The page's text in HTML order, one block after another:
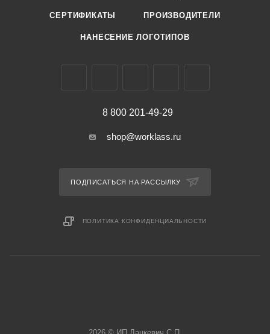
СЕРТИФИКАТЫ ПРОИЗВОДИТЕЛИ
НАНЕСЕНИЕ ЛОГОТИПОВ
8 800 201-49-29
shop@worklass.ru
ПОДПИСАТЬСЯ НА РАССЫЛКУ
ПОЛИТИКА КОНФИДЕНЦИАЛЬНОСТИ